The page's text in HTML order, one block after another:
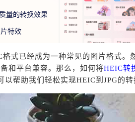
量的转换效果
片特效
式已经成为一种常见的图片格式。
和平台兼容。那么，如何将HEIC转
帮助我们轻松实现HEIC到JPG的转